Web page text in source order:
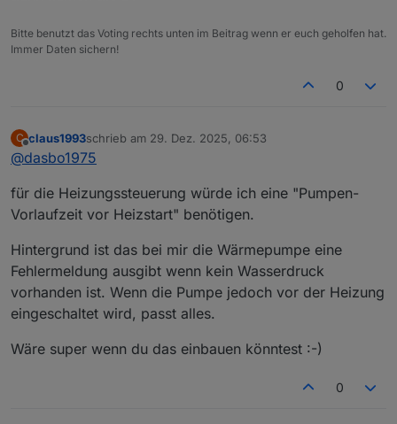
Bitte benutzt das Voting rechts unten im Beitrag wenn er euch geholfen hat.
Immer Daten sichern!
0
C
Offline
claus1993schrieb am 29. Dez. 2025, 06:53
zuletzt editiert von
@dasbo1975
für die Heizungssteuerung würde ich eine "Pumpen-
Vorlaufzeit vor Heizstart" benötigen.
Hintergrund ist das bei mir die Wärmepumpe eine
Fehlermeldung ausgibt wenn kein Wasserdruck
vorhanden ist. Wenn die Pumpe jedoch vor der Heizung
eingeschaltet wird, passt alles.
Wäre super wenn du das einbauen könntest :-)
0